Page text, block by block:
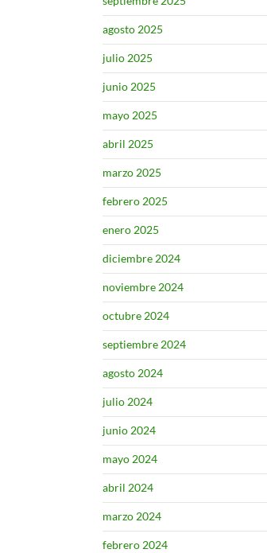
agosto 2025
julio 2025
junio 2025
mayo 2025
abril 2025
marzo 2025
febrero 2025
enero 2025
diciembre 2024
noviembre 2024
octubre 2024
septiembre 2024
agosto 2024
julio 2024
junio 2024
mayo 2024
abril 2024
marzo 2024
febrero 2024